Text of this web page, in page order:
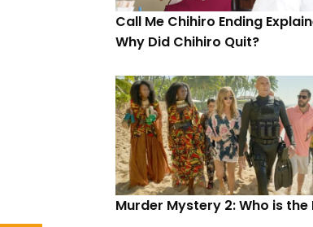
Call Me Chihiro Ending
Why Did Chihiro Quit?
Murder Mystery 2: Who is the